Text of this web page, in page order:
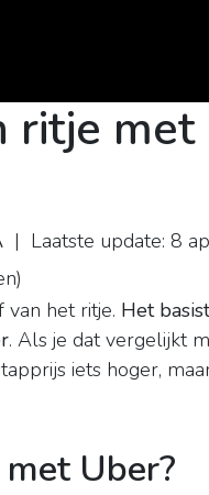
ritje met
| Laatste update: 8
)
het ritje. Het
. Als je dat vergelijkt
iets hoger,
Uber?